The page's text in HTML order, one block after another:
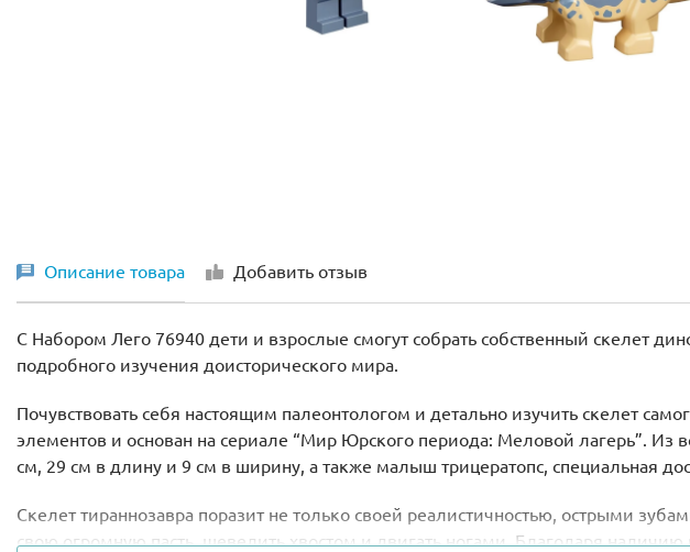
Описание товара Добавить отзыв
С Набором Лего 76940 дети и взрослые смогут собрать собственный скелет
подробного изучения доисторического мира.
Почувствовать себя настоящим палеонтологом и детально изучить скелет
элементов и основан на сериале “Мир Юрского периода: Меловой лагерь”. Из
см, 29 см в длину и 9 см в ширину, а также малыш трицератопс, специальная
Скелет тираннозавра поразит не только своей реалистичностью, острыми
свою огромную пасть, шевелить хвостом и двигать ногами. Благодаря